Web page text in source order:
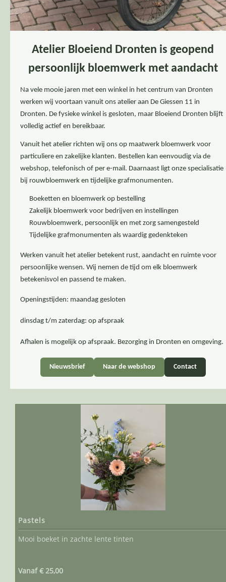
Atelier Bloeiend Dronten is geopend
persoonlijk bloemwerk met aandacht
Na vele mooie jaren met een winkel in het centrum van Dronten
werken wij voortaan vanuit ons atelier aan De Giessen 11 in
Dronten. De fysieke winkel is gesloten, maar Bloeiend Dronten blijft
volledig actief en bereikbaar.
Vanuit het atelier richten wij ons op maatwerk bloemwerk voor
particuliere en zakelijke klanten. Bestellen kan eenvoudig via de
webshop, telefonisch of per e-mail. Daarnaast ligt onze specialisatie
bij rouwbloemwerk en tijdelijke grafmonumenten.
Boeketten en bloemwerk op bestelling
Zakelijk bloemwerk voor bedrijven en instellingen
Rouwbloemwerk, persoonlijk en met zorg samengesteld
Tijdelijke grafmonumenten als waardig gedenkteken
Werken vanuit het atelier betekent rust, aandacht en ruimte voor
persoonlijke wensen. Wij nemen de tijd om elk bloemwerk
betekenisvol en passend te maken.
Openingstijden: maandag gesloten
dinsdag t/m zaterdag: op afspraak
Afhalen is mogelijk op afspraak. Bezorging in Dronten en omgeving.
Nieuwsbrief Naar de webshop Contact
Pastels
Mooi boeket in zachte lente tinten
Vanaf € 25,00